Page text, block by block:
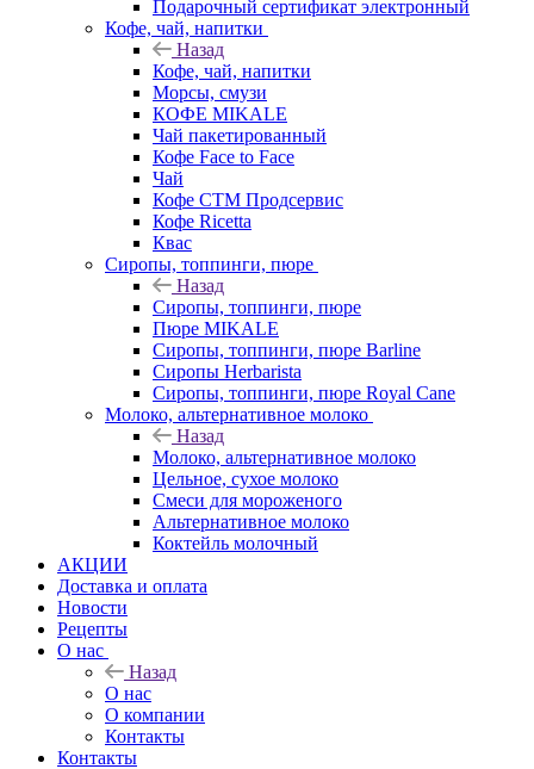
Подарочный сертификат электронный
Кофе, чай, напитки
Назад
Кофе, чай, напитки
Морсы, смузи
КОФЕ MIKALE
Чай пакетированный
Кофе Face to Face
Чай
Кофе СТМ Продсервис
Кофе Ricetta
Квас
Сиропы, топпинги, пюре
Назад
Сиропы, топпинги, пюре
Пюре MIKALE
Сиропы, топпинги, пюре Barline
Сиропы Herbarista
Сиропы, топпинги, пюре Royal Cane
Молоко, альтернативное молоко
Назад
Молоко, альтернативное молоко
Цельное, сухое молоко
Смеси для мороженого
Альтернативное молоко
Коктейль молочный
АКЦИИ
Доставка и оплата
Новости
Рецепты
О нас
Назад
О нас
О компании
Контакты
Контакты